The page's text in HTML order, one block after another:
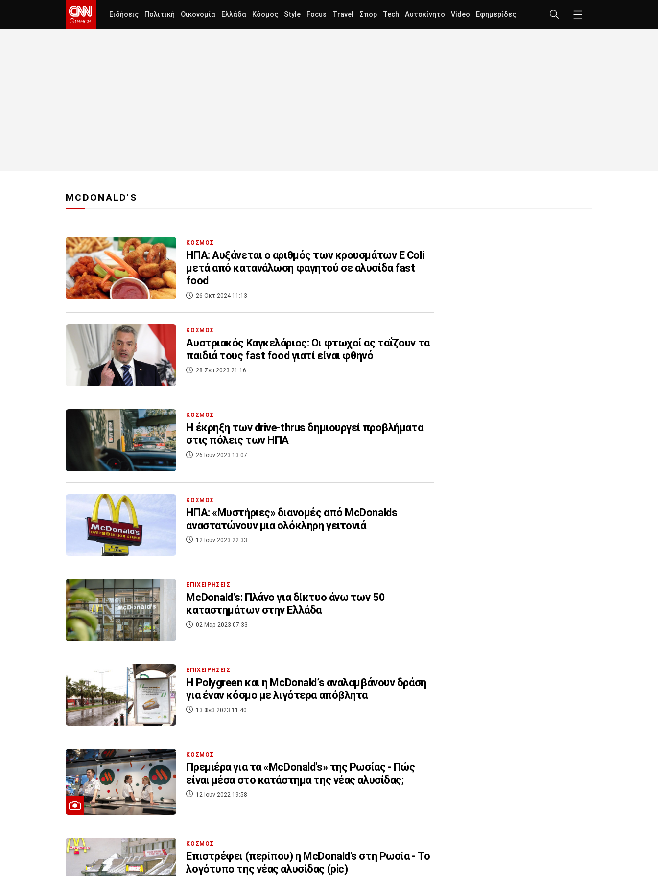
Ειδήσεις Πολιτική Οικονομία Ελλάδα Κόσμος Style Focus Travel Σπορ Tech Αυτοκίνητο Video Εφημερίδες
MCDONALD'S
ΚΟΣΜΟΣ
ΗΠΑ: Αυξάνεται ο αριθμός των κρουσμάτων E Coli
μετά από κατανάλωση φαγητού σε αλυσίδα fast
food
26 Οκτ 2024 11:13
ΚΟΣΜΟΣ
Αυστριακός Καγκελάριος: Οι φτωχοί ας ταΐζουν τα
παιδιά τους fast food γιατί είναι φθηνό
28 Σεπ 2023 21:16
ΚΟΣΜΟΣ
Η έκρηξη των drive-thrus δημιουργεί προβλήματα
στις πόλεις των ΗΠΑ
26 Ιουν 2023 13:07
ΚΟΣΜΟΣ
ΗΠΑ: «Μυστήριες» διανομές από McDonalds
αναστατώνουν μια ολόκληρη γειτονιά
12 Ιουν 2023 22:33
ΕΠΙΧΕΙΡΗΣΕΙΣ
McDonald’s: Πλάνο για δίκτυο άνω των 50
καταστημάτων στην Ελλάδα
02 Μαρ 2023 07:33
ΕΠΙΧΕΙΡΗΣΕΙΣ
Η Polygreen και η McDonald’s αναλαμβάνουν δράση
για έναν κόσμο με λιγότερα απόβλητα
13 Φεβ 2023 11:40
ΚΟΣΜΟΣ
Πρεμιέρα για τα «McDonald's» της Ρωσίας - Πώς
είναι μέσα στο κατάστημα της νέας αλυσίδας;
12 Ιουν 2022 19:58
ΚΟΣΜΟΣ
Επιστρέφει (περίπου) η McDonald's στη Ρωσία - Το
λογότυπο της νέας αλυσίδας (pic)